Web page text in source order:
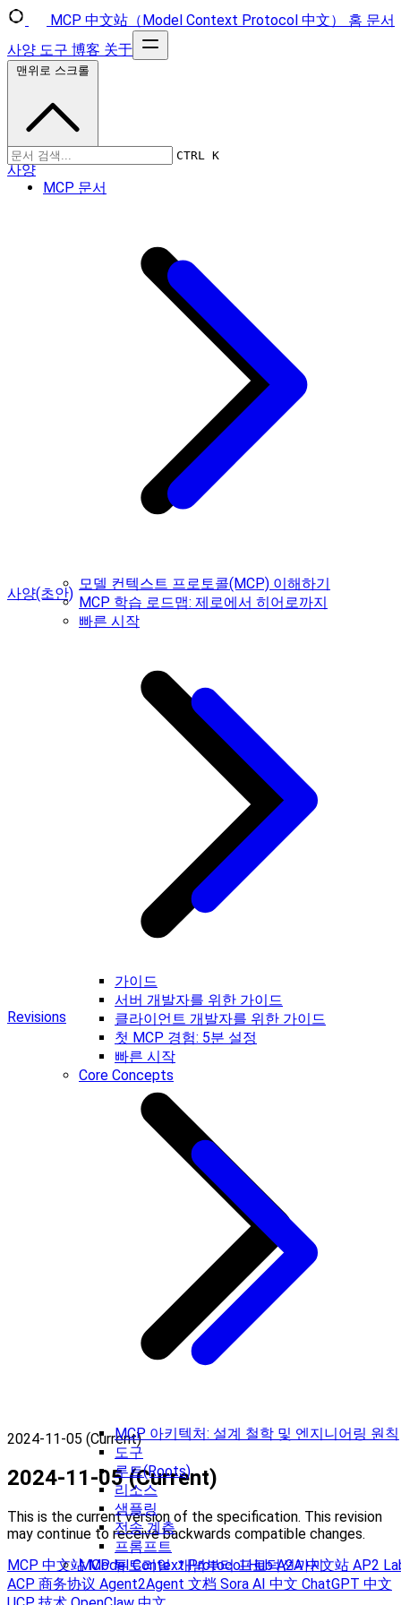
MCP 中文站（Model Context Protocol 中文） 홈 문서
사양 도구 博客 关于
CTRL K
MCP 문서
모델 컨텍스트 프로토콜(MCP) 이해하기
MCP 학습 로드맵: 제로에서 히어로까지
빠른 시작
가이드
서버 개발자를 위한 가이드
클라이언트 개발자를 위한 가이드
첫 MCP 경험: 5분 설정
빠른 시작
Core Concepts
MCP 아키텍처: 설계 철학 및 엔지니어링 원칙
도구
루트(Roots)
리소스
샘플링
전송 계층
프롬프트
MCP 튜토리얼: 개념부터 프로덕션까지
맨위로 스크롤
사양
사양(초안)
Revisions
2024-11-05 (Current)
2024-11-05 (Current)
This is the current version of the specification. This revision
may continue to receive backwards compatible changes.
MCP 中文站Model Context Protocol HubA2A 中文站 AP2
ACP 商务协议 Agent2Agent 文档 Sora AI 中文 ChatGPT 中文